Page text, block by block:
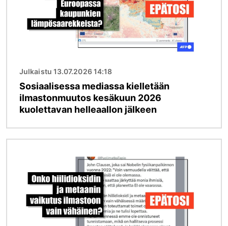
Julkaistu 13.07.2026 14:18
Sosiaalisessa mediassa kielletään
ilmastonmuutos kesäkuun 2026
kuolettavan helleaallon jälkeen